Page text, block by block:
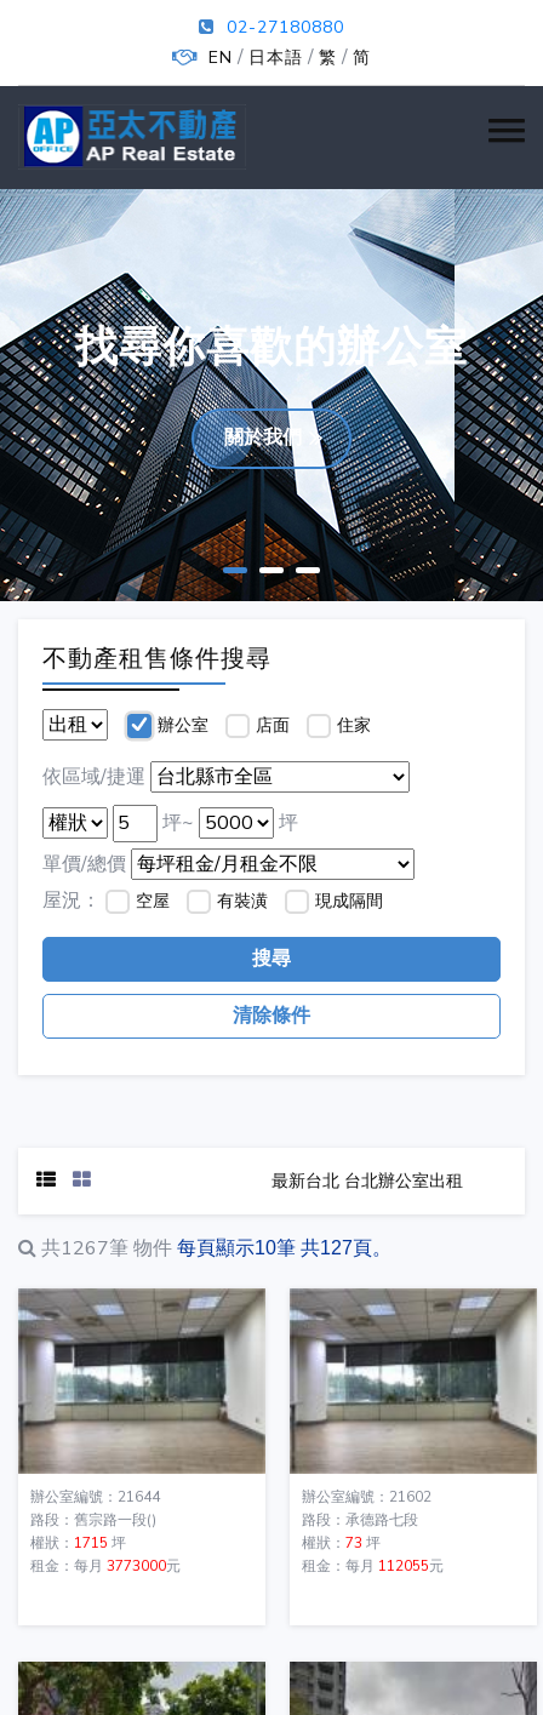
02-27180880
EN / 日本語 / 繁 / 简
找尋你喜歡的辦公室
關於我們
不動產租售條件搜尋
辦公室 店面 住家
依區域/捷運
坪~
坪
單價/總價
屋況：
空屋 有裝潢 現成隔間
搜尋
清除條件
最新台北 台北辦公室出租
共1267筆 物件 每頁顯示10筆 共127頁。
辦公室編號：21644
路段：舊宗路一段()
權狀： 1715 坪
租金：每月 3773000元
辦公室編號：21602
路段：承德路七段
權狀： 73 坪
租金：每月 112055元